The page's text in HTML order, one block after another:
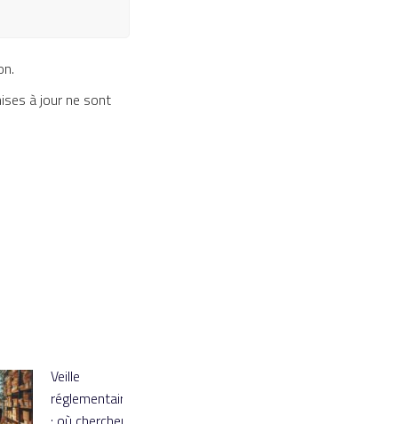
à jour ne sont
Veille
réglementaire